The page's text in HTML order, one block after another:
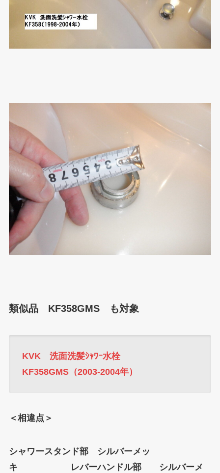
類似品 KF358GMS も対象
KVK 洗面洗髪ｼｬﾜｰ水栓
KF358GMS（2003-2004年）
＜相違点＞
シャワースタンド部 シルバーメッ
キ
レバーハンドル部 シルバーメ